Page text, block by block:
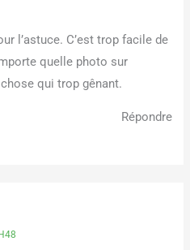
l’astuce. C’est trop facile de
quelle photo sur
qui trop gênant.
Répondre